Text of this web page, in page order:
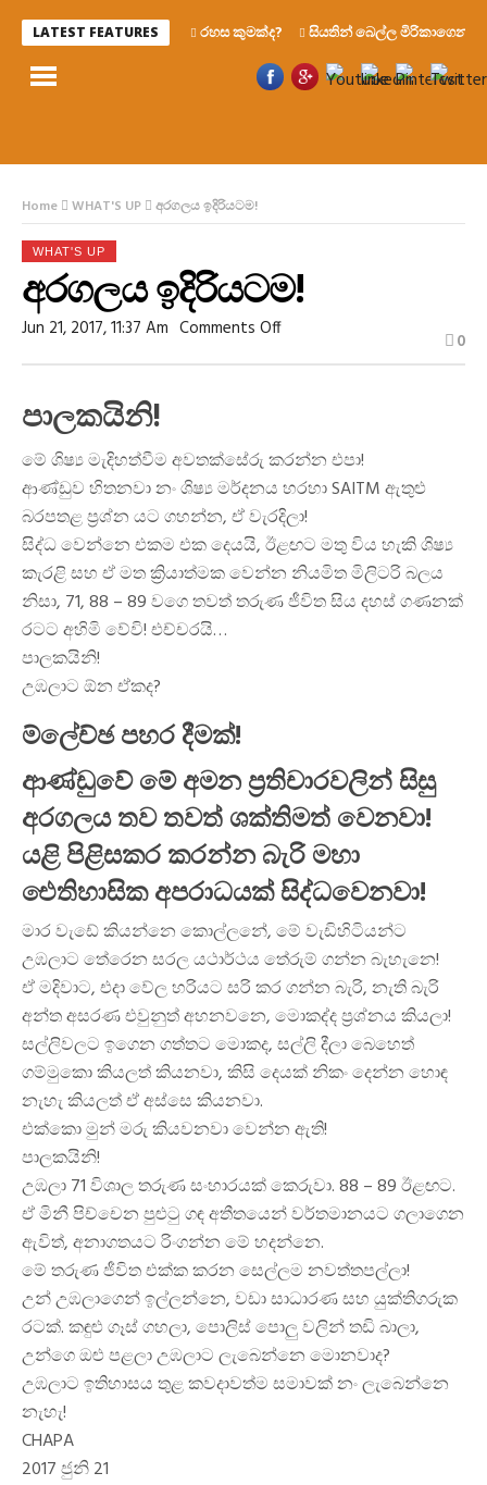
LATEST FEATURES රහස කුමක්ද? සියතින් බෙල්ල මිරිකාගෙන
Home WHAT'S UP අරගලය ඉදිරියටම!
WHAT'S UP
අරගලය ඉදිරියටම!
Jun 21, 2017, 11:37 Am Comments OffOn
ඉදිරියටම!
0
පාලකයිනි!
මේ ශිෂ්‍ය මැදිහත්වීම අවතක්සේරු කරන්න එපා!
ආණ්ඩුව හිතනවා නං ශිෂ්‍ය මර්දනය හරහා SAITM ඇතුළු
බරපතළ ප්‍රශ්න යට ගහන්න, ඒ වැරදිලා!
සිද්ධ වෙන්නෙ එකම එක දෙයයි, ඊළඟට මතු විය හැකි ශිෂ්‍ය
කැරළි සහ ඒ මත ක්‍රියාත්මක වෙන්න නියමිත මිලිටරි බලය
නිසා, 71, 88 – 89 වගෙ තවත් තරුණ ජීවිත සිය දහස් ගණනක්
රටට අහිමි වේවි! එච්චරයි…
පාලකයිනි!
උඹලාට ඕන ඒකද?
ම්ලේච්ඡ පහර දීමක්!
ආණ්ඩුවේ මේ අමන ප්‍රතිචාරවලින් සිසු
අරගලය තව තවත් ශක්තිමත් වෙනවා!
යළි පිළිසකර කරන්න බැරි මහා
ඓතිහාසික අපරාධයක් සිද්ධවෙනවා!
මාර වැඩේ කියන්නෙ කොල්ලනේ, මේ වැඩිහිටියන්ට
උඹලාට තේරෙන සරල යථාර්ථය තේරුම් ගන්න බැහැනෙ!
ඒ මදිවාට, එදා වේල හරියට සරි කර ගන්න බැරි, නැති බැරි
අන්ත අසරණ එවුනුත් අහනවනෙ, මොකද්ද ප්‍රශ්නය කියලා!
සල්ලිවලට ඉගෙන ගත්තට මොකද, සල්ලි දීලා බෙහෙත්
ගම්මුකො කියලත් කියනවා, කිසි දෙයක් නිකං දෙන්න හොඳ
නැහැ කියලත් ඒ අස්සෙ කියනවා.
එක්කො මුන් මරු කියවනවා වෙන්න ඇති!
පාලකයිනි!
උඹලා 71 විශාල තරුණ සංහාරයක් කෙරුවා. 88 – 89 ඊළඟට.
ඒ මිනී පිච්චෙන පුළුටු ගඳ අතීතයෙන් වර්තමානයට ගලාගෙන
ඇවිත්, අනාගතයට රිංගන්න මේ හදන්නෙ.
මේ තරුණ ජීවිත එක්ක කරන සෙල්ලම නවත්තපල්ලා!
උන් උඹලාගෙන් ඉල්ලන්නෙ, වඩා සාධාරණ සහ යුක්තිගරුක
රටක්. කඳුළු ගෑස් ගහලා, පොලිස් පොලු වලින් තඩි බාලා,
උන්ගෙ ඔළු පළලා උඹලාට ලැබෙන්නෙ මොනවාද?
උඹලාට ඉතිහාසය තුළ කවදාවත්ම සමාවක් නං ලැබෙන්නෙ
නැහැ!
CHAPA
2017 ජුනි 21